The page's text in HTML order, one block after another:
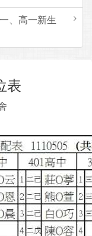
、高一新生
表